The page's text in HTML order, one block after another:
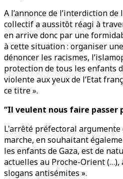
A l’annonce de l’interdiction
collectif a aussitôt réagi à
en arrive donc par une
à cette situation : organiser
dénoncer les racismes,
protection de tous les enfants
violente aux yeux de l’Etat
ce titre ».
“Il veulent nous faire passer
L'arrêté préfectoral argumente
marche, en souhaitant
les enfants de Gaza, est de
actuelles au Proche-Orient (…),
slogans antisémites ».